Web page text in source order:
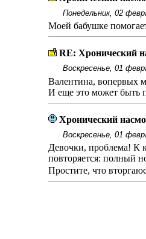
Понедельник, 02
Моей бабушке
RE: Хронический
Воскресенье, 01
Валентина, вопервых
И еще это может быть
Хронический
Воскресенье, 01
Девочки, проблема! К
повторяется: полный
Простите, что